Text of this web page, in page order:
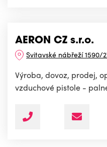
AERON CZ s.r.o.
Svitavské nábřeží 1590/
Výroba, dovoz, prodej,
vzduchové pistole -